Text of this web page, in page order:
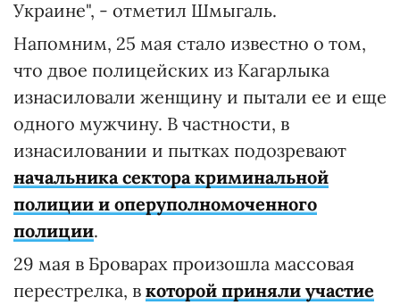
Украине", - отметил Шмыгаль.
Напомним, 25 мая стало известно о том,
что двое полицейских из Кагарлыка
изнасиловали женщину и пытали ее и еще
одного мужчину. В частности, в
изнасиловании и пытках подозревают
начальника сектора криминальной
полиции и оперуполномоченного
полиции.
29 мая в Броварах произошла массовая
перестрелка, в которой приняли участие